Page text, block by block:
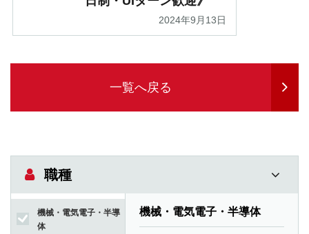
2024年9月13日
一覧へ戻る
職種
機械・電気電子・半導
体
機械・電気電子・半導体